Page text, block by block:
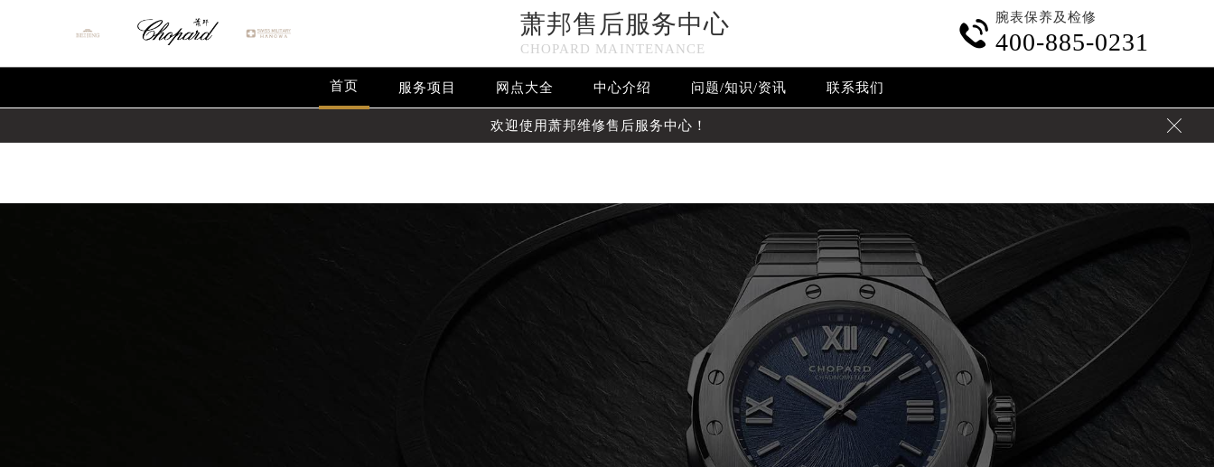
: extract() expects parameter 1 to be array, null given in /www/wwwroot/seo/countryt/two/www.cdzbwx.cn/wp-content/themes/Chopard/header.phpon line
/www/wwwroot/seo/countryt/two/www.cdzbwx.cn/wp-content/themes/Chopard/header.php
萧邦售后服务中心
CHOPARD MAINTENANCE

腕表保养及检修
400-885-0231
首页 服务项目 网点大全 中心介绍 问题/知识/资讯 联系我们
欢迎使用萧邦维修售后服务中心！ 